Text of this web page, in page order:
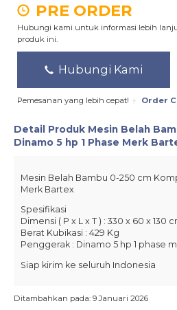
PRE ORDER
Hubungi kami untuk informasi lebih
produk ini.
Hubungi Kami
Pemesanan yang lebih cepat! Order
Detail Produk Mesin Belah
Dinamo 5 hp 1 Phase Merk
Mesin Belah Bambu 0-250 cm
Merk Bartex
Spesifikasi
Dimensi ( P x L x T ) : 330 x 60 x 130
Berat Kubikasi : 429 Kg
Penggerak : Dinamo 5 hp 1 phase
Siap kirim ke seluruh Indonesia
Ditambahkan pada: 9 Januari 2026